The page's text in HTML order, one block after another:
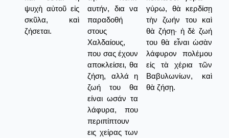
ψυχὴ αὐτοῦ εἰς
σκῦλα, καὶ
ζήσεται.
αυτήν, δια να
παραδοθή
στους
Χαλδαίους,
που σας έχουν
αποκλείσει, θα
ζήση, αλλά η
ζωή του θα
είναι ωσάν τα
λάφυρα, που
περιπίπτουν
εις χείρας των
γύρω, θὰ κερδίσῃ
τὴν ζωήν του καὶ
θὰ ζήσῃ· ἡ δὲ ζωή
του θὰ εἶναι ὡσὰν
λάφυρον πολέμου
εἰς τὰ χέρια τῶν
Βαβυλωνίων, καὶ
θὰ ζήσῃ.